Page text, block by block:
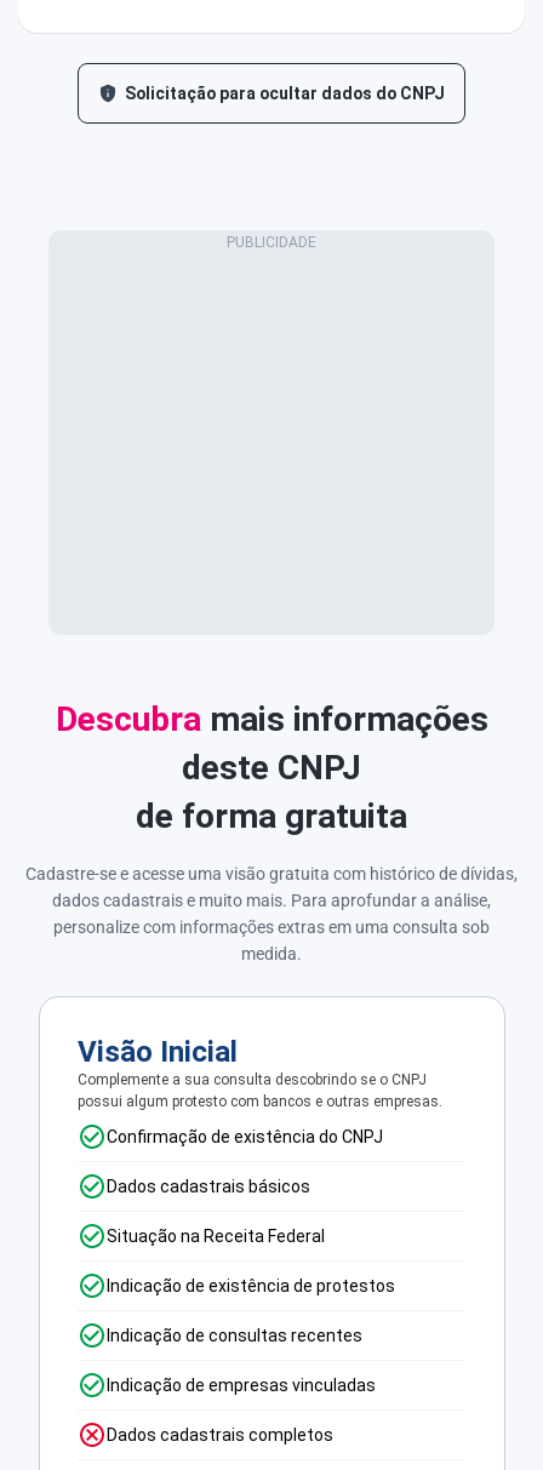
Solicitação para ocultar dados do CNPJ
Descubra mais informações
deste CNPJ
de forma gratuita
Cadastre-se e acesse uma visão gratuita com histórico de dívidas,
dados cadastrais e muito mais. Para aprofundar a análise,
personalize com informações extras em uma consulta sob
medida.
Visão Inicial
Complemente a sua consulta descobrindo se o CNPJ
possui algum protesto com bancos e outras empresas.
Confirmação de existência do CNPJ
Dados cadastrais básicos
Situação na Receita Federal
Indicação de existência de protestos
Indicação de consultas recentes
Indicação de empresas vinculadas
Dados cadastrais completos